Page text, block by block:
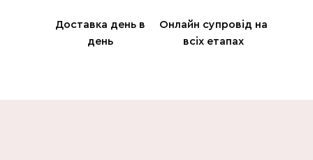
Доставка день в
день
Онлайн супровід на
всіх етапах